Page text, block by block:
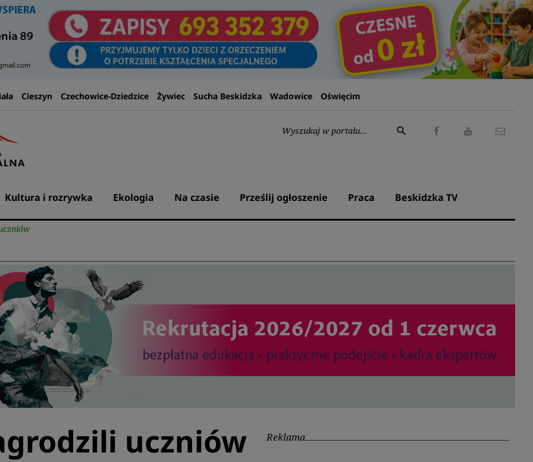
Cieszyn Czechowice-Dziedzice Żywiec Sucha Beskidzka Wadowice Oświęcim
Wyszukaj:
search
Kultura i rozrywka Ekologia Na czasie Prześlij ogłoszenie Praca Beskidzka TV
uczniów Reklama